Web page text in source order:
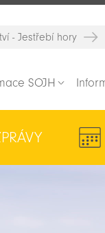
- Jestřebí hory
SOJH